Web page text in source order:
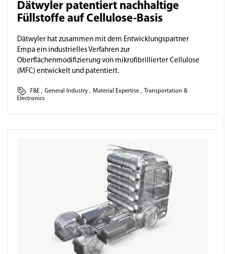
Dätwyler patentiert nachhaltige
Füllstoffe auf Cellulose-Basis
Dätwyler hat zusammen mit dem Entwicklungspartner
Empa ein industrielles Verfahren zur
Oberflächenmodifizierung von mikrofibrillierter Cellulose
(MFC) entwickelt und patentiert.
F&E , General Industry , Material Expertise ,
Transportation &
Electronics